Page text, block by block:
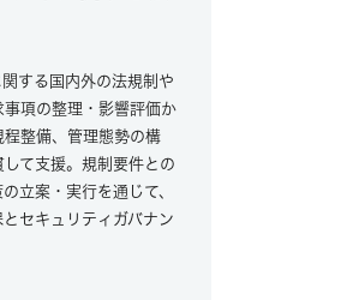
する国内外の法規制や
項の整理・影響評価か
程整備、管理態勢の構
て支援。規制要件との
立案・実行を通じて、
セキュリティガバナン